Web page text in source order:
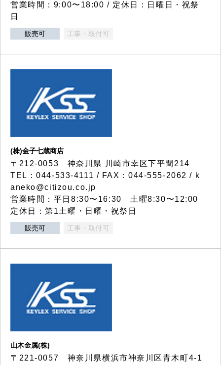
営業時間：9:00〜18:00 / 定休日：日曜日・祝祭
日
販売可 工事・取付可
(株)金子七蔵商店
〒212-0053 神奈川県 川崎市幸区下平間214
TEL：044-533-4111 / FAX：044-555-2062 / k
aneko@citizou.co.jp
営業時間：平日8:30〜16:30 土曜8:30〜12:00
定休日：第1土曜・日曜・祝祭日
販売可 工事・取付可
山木金属(株)
〒221-0057 神奈川県横浜市神奈川区青木町4-1